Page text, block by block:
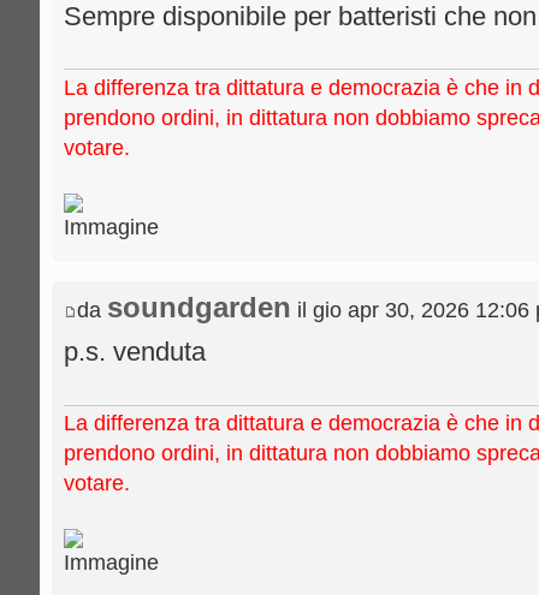
Sempre disponibile per batteristi che
La differenza tra dittatura e democrazia è che in
prendono ordini, in dittatura non dobbiamo
votare.
da soundgarden il gio apr 30, 2026 12:06
p.s. venduta
La differenza tra dittatura e democrazia è che in
prendono ordini, in dittatura non dobbiamo
votare.